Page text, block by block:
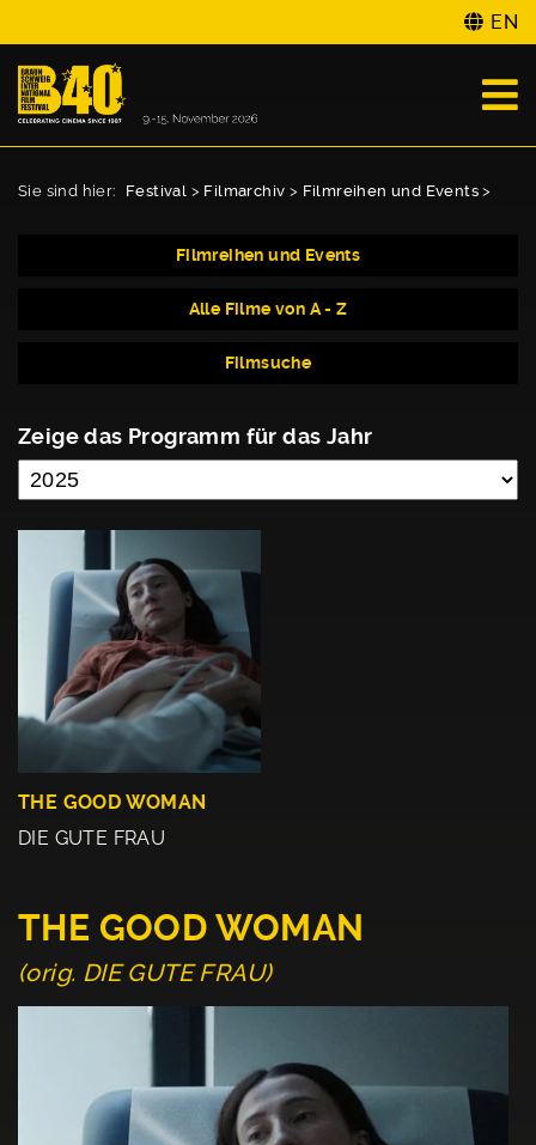
EN
Sie sind hier: Festival > Filmarchiv > Filmreihen und Events >
Filmreihen und Events
Alle Filme von A - Z
Filmsuche
Zeige das Programm für das Jahr
THE GOOD WOMAN
DIE GUTE FRAU
THE GOOD WOMAN
(orig. DIE GUTE FRAU)